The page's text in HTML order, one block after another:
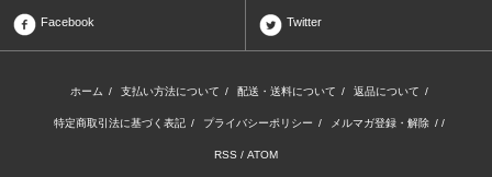
Facebook Twitter
ホーム / 支払い方法について / 配送・送料について / 返品について /
特定商取引法に基づく表記 / プライバシーポリシー / メルマガ登録・解除 / /
RSS / ATOM